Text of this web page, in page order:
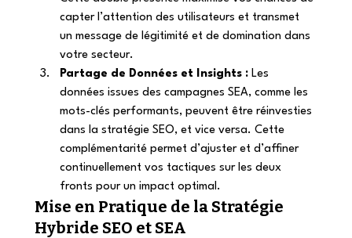
capter l’attention des utilisateurs et transmet
un message de légitimité et de domination dans
votre secteur.
Partage de Données et Insights : Les
données issues des campagnes SEA, comme les
mots-clés performants, peuvent être réinvesties
dans la stratégie SEO, et vice versa. Cette
complémentarité permet d’ajuster et d’affiner
continuellement vos tactiques sur les deux
fronts pour un impact optimal.
Mise en Pratique de la Stratégie
Hybride SEO et SEA